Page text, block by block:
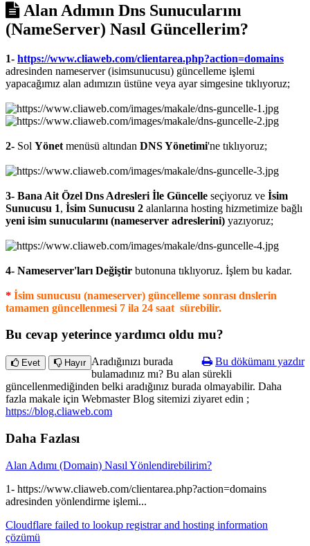
Alan Adımın Dns Sunucularını
(NameServer) Nasıl Güncellerim?
1- https://www.cliaweb.com/clientarea.php?action=domains
adresinden nameserver (isimsunucusu) güncelleme işlemi
yapacağımız alan adımızın üstüne veya ayar simgesine tıklıyoruz;
2- Sol Yönet menüsü altından DNS Yönetimi'ne tıklıyoruz;
3- Bana Ait Özel Dns Adresleri İle Güncelle seçiyoruz ve İsim
Sunucusu 1, İsim Sunucusu 2 alanlarına hosting hizmetimize bağlı
yeni isim sunucularını (nameserver adreslerini) yazıyoruz;
4- Nameserver'ları Değiştir butonuna tıklıyoruz. İşlem bu kadar.
* İsim sunucusu (nameserver) güncelleme sonrası dnslerin
tamamen güncellenmesi 7 ila 24 saat sürebilir.
Bu cevap yeterince yardımcı oldu mu?
Evet Hayır Bu dökümanı yazdır
Aradığınızı burada
bulamadınız mı? Bu alan sürekli
güncellenmediğinden belki aradığınız burada olmayabilir. Daha
fazla makale için Webmaster Blog sitemizi ziyaret edin ;
https://blog.cliaweb.com
Daha Fazlası
Alan Adımı (Domain) Nasıl Yönlendirebilirim?
1- https://www.cliaweb.com/clientarea.php?action=domains
adresinden yönlendirme işlemi...
Cloudflare failed to lookup registrar and hosting information
çözümü